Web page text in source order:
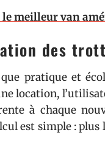
meilleur van
des
pratique et
location,
à chaque
est simple :